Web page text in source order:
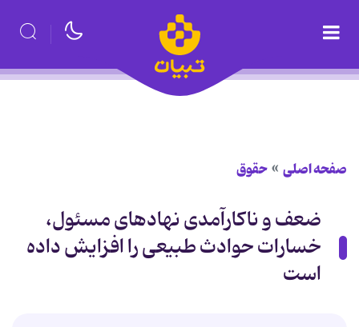
صفحه اصلی حقوق
ضعف و ناکارآمدی نهادهای مسئول،
خسارات حوادث طبیعی را افزایش داده
است